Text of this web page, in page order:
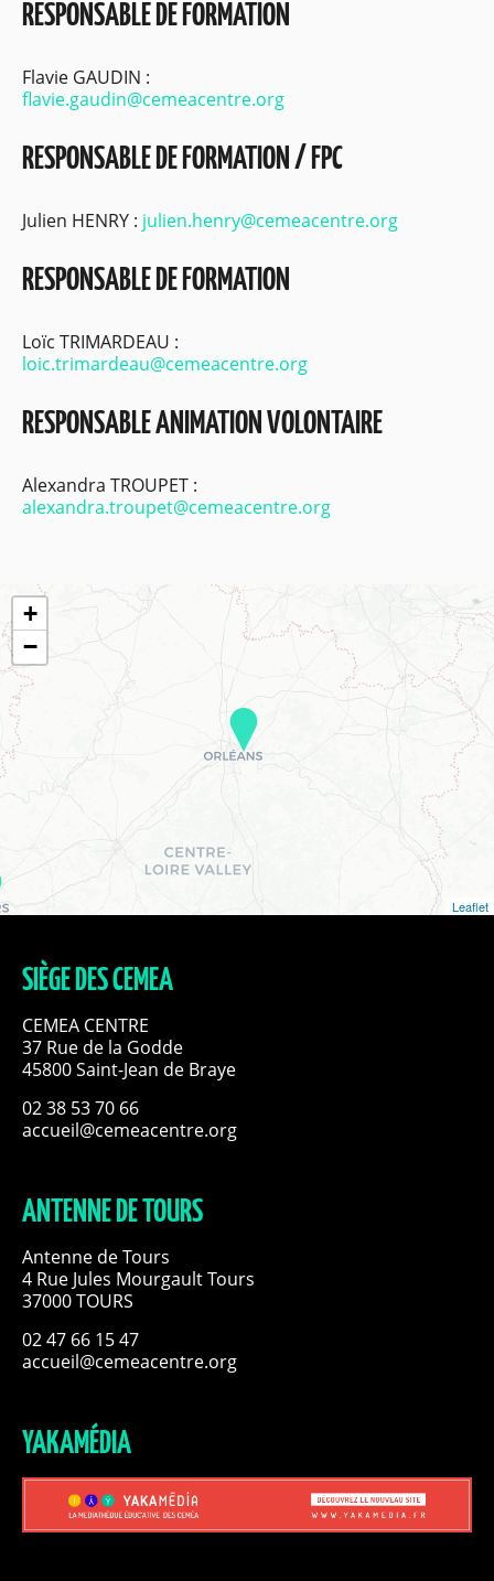
RESPONSABLE DE FORMATION
Flavie GAUDIN :
flavie.gaudin@cemeacentre.org
RESPONSABLE DE FORMATION / FPC
Julien HENRY : julien.henry@cemeacentre.org
RESPONSABLE DE FORMATION
Loïc TRIMARDEAU :
loic.trimardeau@cemeacentre.org
RESPONSABLE ANIMATION VOLONTAIRE
Alexandra TROUPET :
alexandra.troupet@cemeacentre.org
+
−
Leaflet
SIÈGE DES CEMEA
CEMEA CENTRE
37 Rue de la Godde
45800 Saint-Jean de Braye
02 38 53 70 66
accueil@cemeacentre.org
ANTENNE DE TOURS
Antenne de Tours
4 Rue Jules Mourgault Tours
37000 TOURS
02 47 66 15 47
accueil@cemeacentre.org
YAKAMÉDIA